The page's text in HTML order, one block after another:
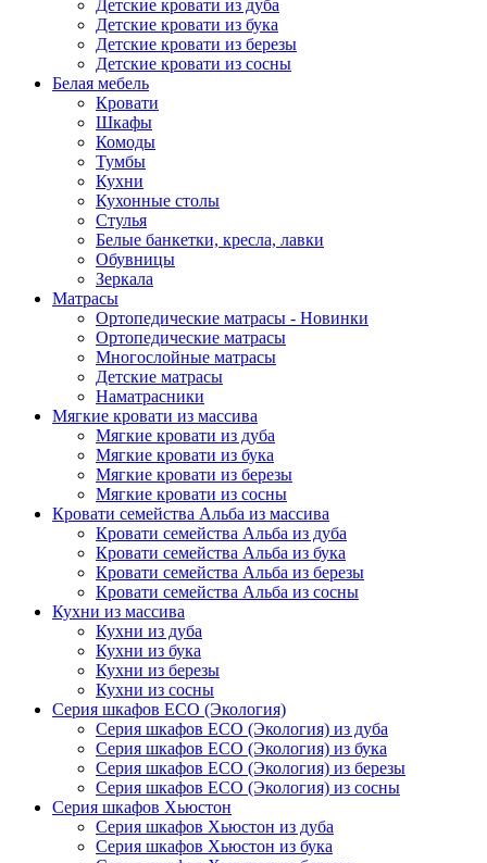
Детские кровати из дуба
Детские кровати из бука
Детские кровати из березы
Детские кровати из сосны
Белая мебель
Кровати
Шкафы
Комоды
Тумбы
Кухни
Кухонные столы
Стулья
Белые банкетки, кресла, лавки
Обувницы
Зеркала
Матрасы
Ортопедические матрасы - Новинки
Ортопедические матрасы
Многослойные матрасы
Детские матрасы
Наматрасники
Мягкие кровати из массива
Мягкие кровати из дуба
Мягкие кровати из бука
Мягкие кровати из березы
Мягкие кровати из сосны
Кровати семейства Альба из массива
Кровати семейства Альба из дуба
Кровати семейства Альба из бука
Кровати семейства Альба из березы
Кровати семейства Альба из сосны
Кухни из массива
Кухни из дуба
Кухни из бука
Кухни из березы
Кухни из сосны
Серия шкафов ECO (Экология)
Серия шкафов ECO (Экология) из дуба
Серия шкафов ECO (Экология) из бука
Серия шкафов ECO (Экология) из березы
Серия шкафов ECO (Экология) из сосны
Серия шкафов Хьюстон
Серия шкафов Хьюстон из дуба
Серия шкафов Хьюстон из бука